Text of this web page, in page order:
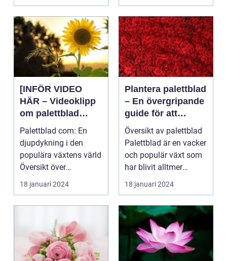
[INFÖR VIDEO
HÄR – Videoklipp
om palettblad
com]
Palettblad com: En
djupdykning i den
populära växtens värld
Översikt över
palettblad com
Palettbl...
18 januari 2024
Plantera palettblad
– En övergripande
guide för att
lyckas med denna
populära växt
Översikt av palettblad
Palettblad är en vacker
och populär växt som
har blivit alltmer
populär blan...
18 januari 2024